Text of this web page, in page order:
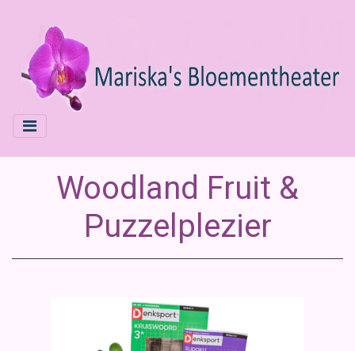
Woodland Fruit &
Puzzelplezier